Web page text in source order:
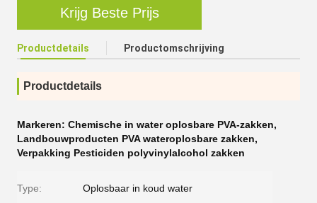
Krijg Beste Prijs
Productdetails Productomschrijving
Productdetails
Markeren: Chemische in water oplosbare PVA-zakken,
Landbouwproducten PVA wateroplosbare zakken,
Verpakking Pesticiden polyvinylalcohol zakken
Type: Oplosbaar in koud water